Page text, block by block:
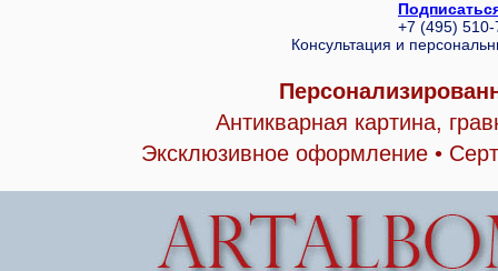
+7 (495)
Консультация и
Антикварная картина,
Эксклюзивное оформление •